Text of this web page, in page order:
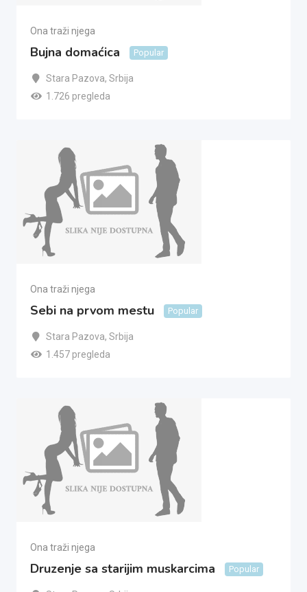
Ona traži njega
Bujna domaćica Popular
Stara Pazova, Srbija
1.726 pregleda
Ona traži njega
Sebi na prvom mestu Popular
Stara Pazova, Srbija
1.457 pregleda
Ona traži njega
Druzenje sa starijim muskarcima Popular